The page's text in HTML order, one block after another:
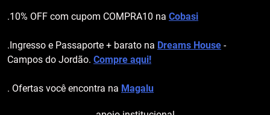
.10% OFF com cupom COMPRA10 na Cobasi
.Ingresso e Passaporte + barato na Dreams House -
Campos do Jordão. Compre aqui!
. Ofertas você encontra na Magalu